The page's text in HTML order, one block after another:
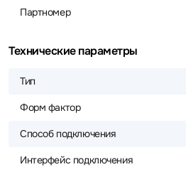
Партномер
Технические параметры
Тип
Форм фактор
Способ подключения
Интерфейс подключения